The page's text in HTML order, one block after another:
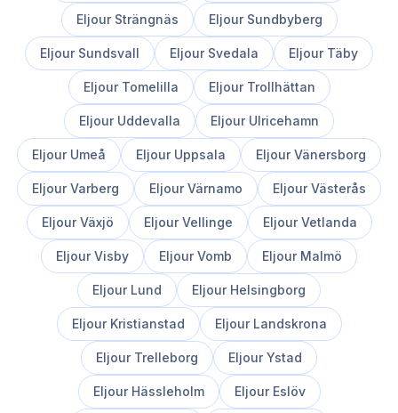
Eljour Strängnäs Eljour Sundbyberg
Eljour Sundsvall Eljour Svedala Eljour Täby
Eljour Tomelilla Eljour Trollhättan
Eljour Uddevalla Eljour Ulricehamn
Eljour Umeå Eljour Uppsala EljourVänersborg
EljourVarberg EljourVärnamo EljourVästerås
EljourVäxjö EljourVellinge EljourVetlanda
EljourVisby EljourVomb Eljour Malmö
Eljour Lund Eljour Helsingborg
Eljour Kristianstad Eljour Landskrona
Eljour Trelleborg EljourYstad
Eljour Hässleholm Eljour Eslöv